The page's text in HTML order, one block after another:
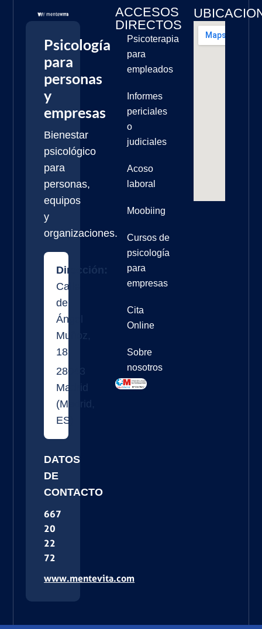
Psicología
para
personas
y
empresas
Bienestar
psicológico
para
personas,
equipos
y
organizaciones.
Dirección:
Calle
de
Ángel
Muñoz,
18
28043
Madrid
(Madrid ,
ES
DATOS
DE
CONTACTO
667
20
22
72
www.mentevita.com
ACCESOS
DIRECTOS
Psicoterapia
para
empleados
Informes
periciales
o
judiciales
Acoso
laboral
Moobiing
Cursos de
psicología
para
empresas
Cita
Online
Sobre
nosotros